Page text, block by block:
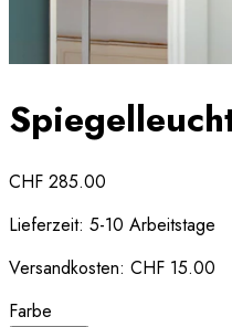
CHF 285.00
Lieferzeit: 5-10 Arbeitstage
Versandkosten: CHF 15.00
Farbe